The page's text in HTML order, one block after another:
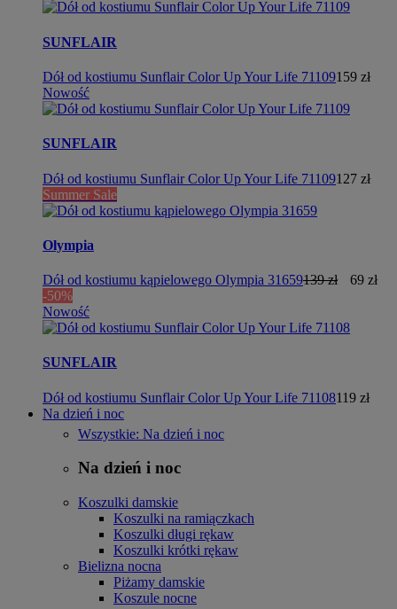
SUNFLAIR
Dół od kostiumu Sunflair Color Up Your Life 71109159 zł
Nowość
SUNFLAIR
Dół od kostiumu Sunflair Color Up Your Life 71109127 zł
Summer Sale
Olympia
Dół od kostiumu kąpielowego Olympia 31659139 zł
69 zł
-50%
Nowość
SUNFLAIR
Dół od kostiumu Sunflair Color Up Your Life 71108119 zł
Na dzień i noc
Wszystkie: Na dzień i noc
Na dzień i noc
Koszulki damskie
Koszulki na ramiączkach
Koszulki długi rękaw
Koszulki krótki rękaw
Bielizna nocna
Piżamy damskie
Koszule nocne